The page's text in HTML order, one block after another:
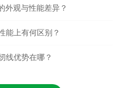
外观与性能差异？
能上有何区别？
线优势在哪？